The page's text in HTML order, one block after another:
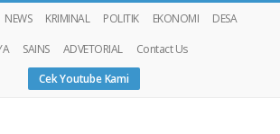
NEWS KRIMINAL POLITIK EKONOMI
DESA
SAINS ADVETORIAL
Contact Us
Cek Youtube Kami